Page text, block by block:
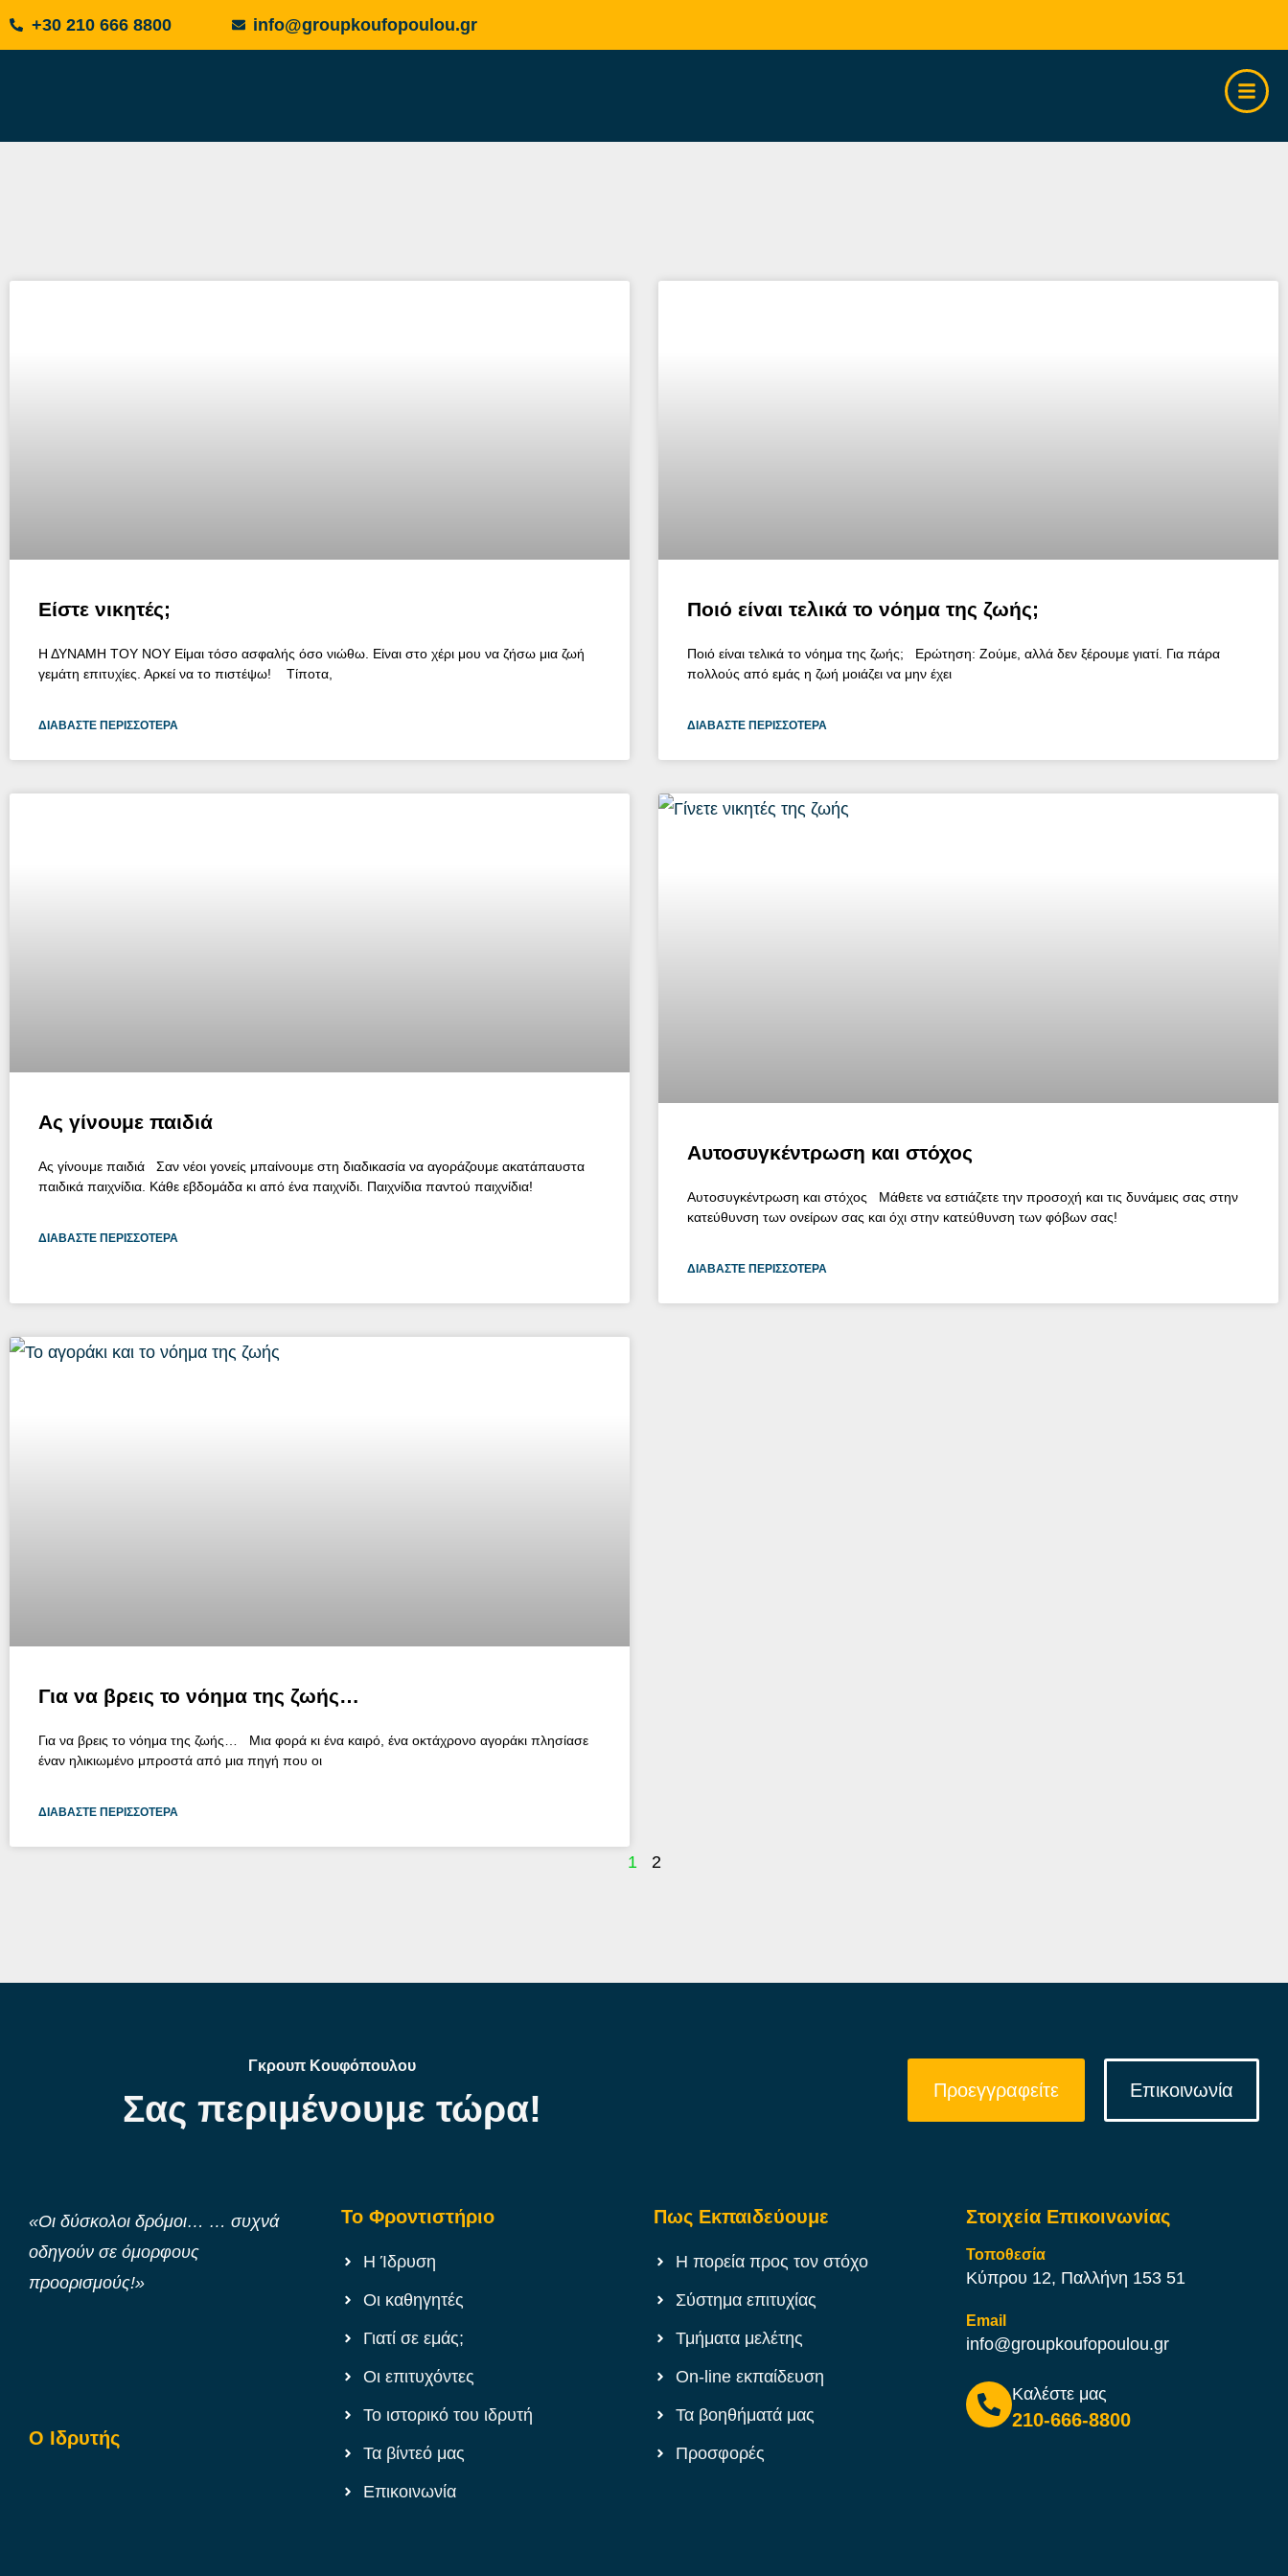
+30 210 666 8800 info@groupkoufopoulou.gr
Είστε νικητές;
Η ΔΥΝΑΜΗ ΤΟΥ ΝΟΥ Είμαι τόσο ασφαλής όσο νιώθω. Είναι στο χέρι μου να ζήσω μια ζωή
γεμάτη επιτυχίες. Αρκεί να το πιστέψω! Τίποτα,
ΔΙΑΒΆΣΤΕ ΠΕΡΙΣΣΌΤΕΡΑ
Ποιό είναι τελικά το νόημα της ζωής;
Ποιό είναι τελικά το νόημα της ζωής; Ερώτηση: Ζούμε, αλλά δεν ξέρουμε γιατί. Για πάρα
πολλούς από εμάς η ζωή μοιάζει να μην έχει
ΔΙΑΒΆΣΤΕ ΠΕΡΙΣΣΌΤΕΡΑ
Ας γίνουμε παιδιά
Ας γίνουμε παιδιά Σαν νέοι γονείς μπαίνουμε στη διαδικασία να αγοράζουμε ακατάπαυστα
παιδικά παιχνίδια. Κάθε εβδομάδα κι από ένα παιχνίδι. Παιχνίδια παντού παιχνίδια!
ΔΙΑΒΆΣΤΕ ΠΕΡΙΣΣΌΤΕΡΑ
Αυτοσυγκέντρωση και στόχος
Αυτοσυγκέντρωση και στόχος Μάθετε να εστιάζετε την προσοχή και τις δυνάμεις σας στην
κατεύθυνση των ονείρων σας και όχι στην κατεύθυνση των φόβων σας!
ΔΙΑΒΆΣΤΕ ΠΕΡΙΣΣΌΤΕΡΑ
Για να βρεις το νόημα της ζωής…
Για να βρεις το νόημα της ζωής… Μια φορά κι ένα καιρό, ένα οκτάχρονο αγοράκι πλησίασε
έναν ηλικιωμένο μπροστά από μια πηγή που οι
ΔΙΑΒΆΣΤΕ ΠΕΡΙΣΣΌΤΕΡΑ
1 2
Γκρουπ Κουφόπουλου
Σας περιμένουμε τώρα! Προεγγραφείτε Επικοινωνία
«Οι δύσκολοι δρόμοι… … συχνά
οδηγούν σε όμορφους
προορισμούς!»
Ο Ιδρυτής
Το Φροντιστήριο
Η Ίδρυση
Οι καθηγητές
Γιατί σε εμάς;
Οι επιτυχόντες
Το ιστορικό του ιδρυτή
Τα βίντεό μας
Επικοινωνία
Πως Εκπαιδεύουμε
Η πορεία προς τον στόχο
Σύστημα επιτυχίας
Τμήματα μελέτης
On-line εκπαίδευση
Τα βοηθήματά μας
Προσφορές
Στοιχεία Επικοινωνίας
Τοποθεσία
Κύπρου 12, Παλλήνη 153 51
Email
info@groupkoufopoulou.gr
Καλέστε μας
210-666-8800